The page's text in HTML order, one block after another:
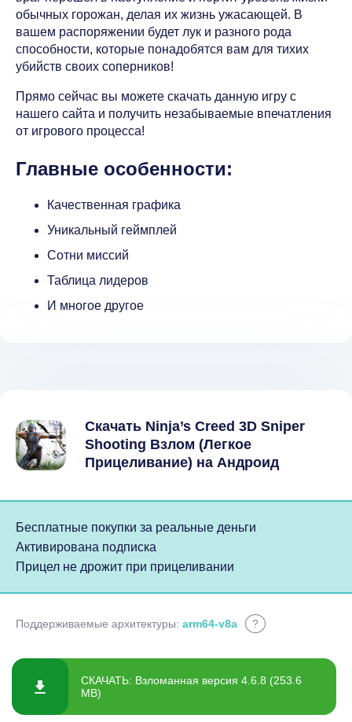
обычных горожан, делая их жизнь ужасающей. В
вашем распоряжении будет лук и разного рода
способности, которые понадобятся вам для тихих
убийств своих соперников!
Прямо сейчас вы можете скачать данную игру с
нашего сайта и получить незабываемые впечатления
от игрового процесса!
Главные особенности:
Качественная графика
Уникальный геймплей
Сотни миссий
Таблица лидеров
И многое другое
Скачать Ninja’s Creed 3D Sniper
Shooting Взлом (Легкое
Прицеливание) на Андроид
Бесплатные покупки за реальные деньги
Активирована подписка
Прицел не дрожит при прицеливании
Поддерживаемые архитектуры: arm64-v8a ?
СКАЧАТЬ: Взломанная версия 4.6.8 (253.6
MB)